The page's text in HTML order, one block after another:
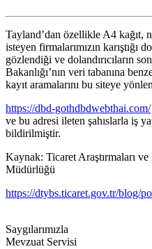
Tayland’dan özellikle A4 kağıt,
isteyen firmalarımızın karıştığı
gözlendiği ve dolandırıcıların
Bakanlığı’nın veri tabanına
kayıt aramalarını bu siteye
https://dbd-gothdbdwebthai.com/
ve bu adresi ileten şahıslarla iş
bildirilmiştir.
Kaynak: Ticaret Araştırmaları
Müdürlüğü
https://dtybs.ticaret.gov.tr/blog/
Saygılarımızla
Mevzuat Servisi